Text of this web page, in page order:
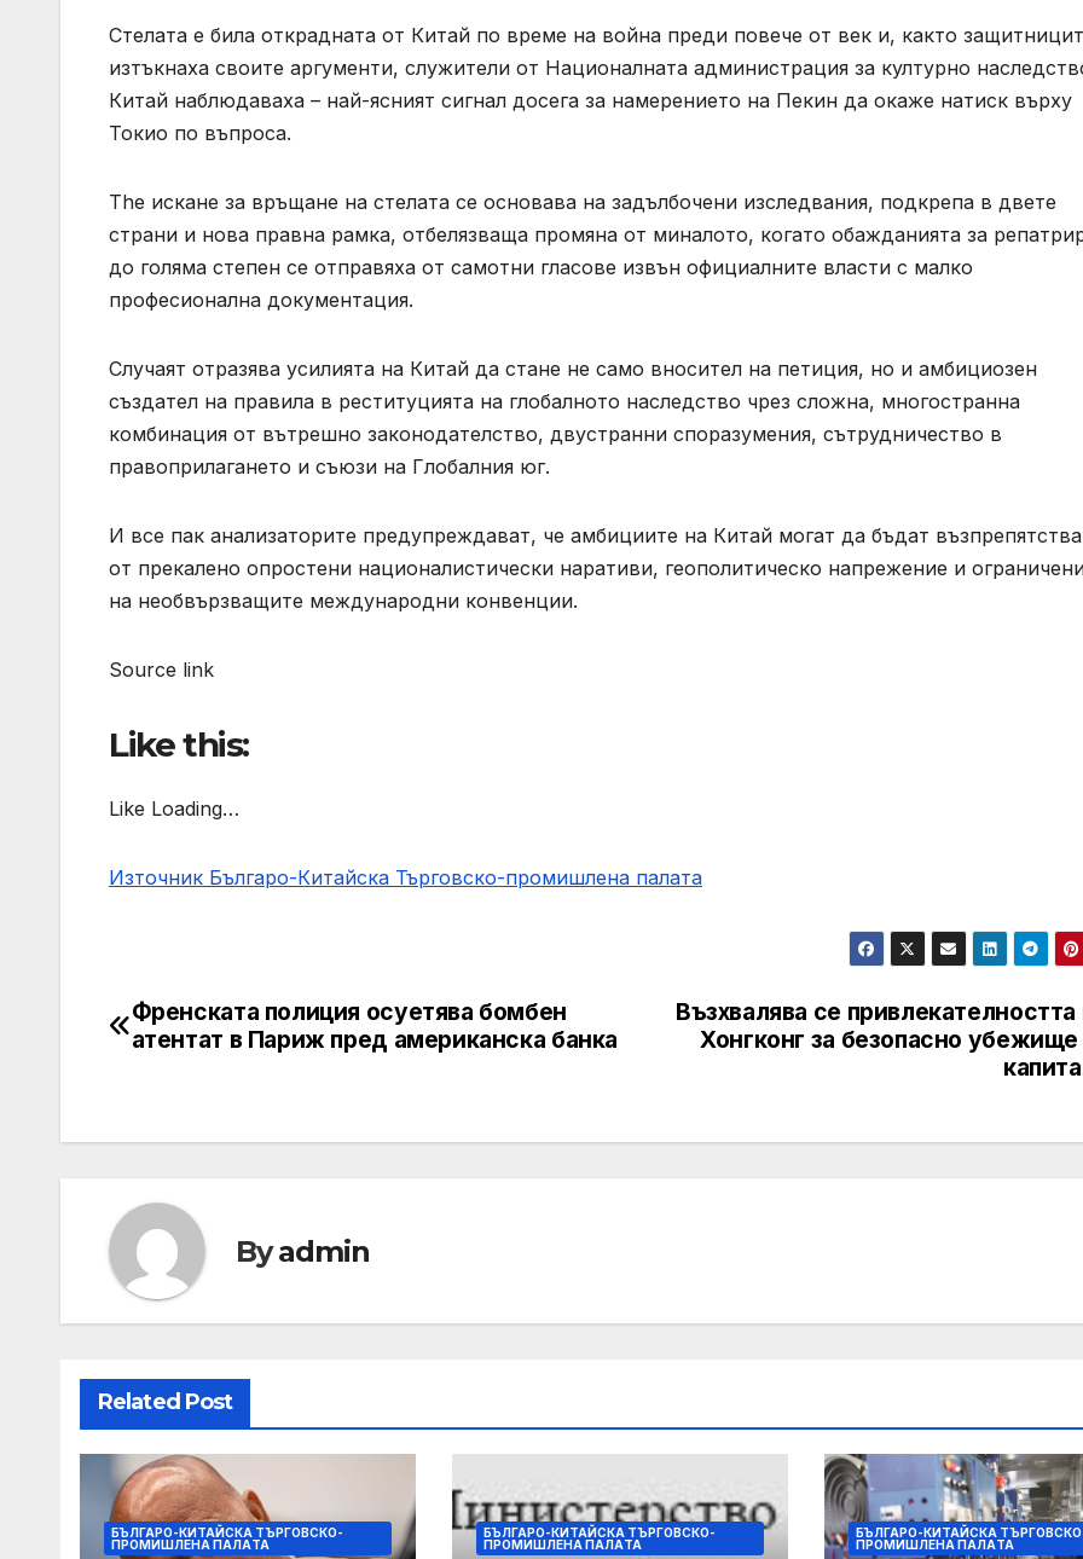
Стелата е била открадната от Китай по време на война преди повече от век и, както
изтъкнаха своите аргументи, служители от Националната администрация за културно
Китай наблюдаваха – най-ясният сигнал досега за намерението на Пекин да окаже натиск върху
Токио по въпроса.
The искане за връщане на стелата се основава на задълбочени изследвания, подкрепа в двете
страни и нова правна рамка, отбелязваща промяна от миналото, когато обажданията за
до голяма степен се отправяха от самотни гласове извън официалните власти с малко
професионална документация.
Случаят отразява усилията на Китай да стане не само вносител на петиция, но и амбициозен
създател на правила в реституцията на глобалното наследство чрез сложна, многостранна
комбинация от вътрешно законодателство, двустранни споразумения, сътрудничество в
правоприлагането и съюзи на Глобалния юг.
И все пак анализаторите предупреждават, че амбициите на Китай могат да бъдат
от прекалено опростени националистически наративи, геополитическо напрежение и
на необвързващите международни конвенции.
Source link
Like this:
Like Loading…
Източник Българо-Китайска Търговско-промишлена палaта
Навигация
Възхвалява се привлекателността
Хонгконг за безопасно убежище
Френската полиция осуетява бомбен
атентат в Париж пред американска банка
Byadmin
Related Post
БЪЛГАРО-КИТАЙСКА ТЪРГОВСКО-
ПРОМИШЛЕНА ПАЛAТА
БЪЛГАРО-КИТАЙСКА ТЪРГОВСКО-
ПРОМИШЛЕНА ПАЛAТА
БЪЛГАРО-КИТАЙСКА
ПРОМИШЛЕНА ПАЛAТА